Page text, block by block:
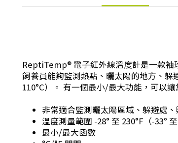
ReptiTemp® 電子紅外線溫度計是一款袖
飼養員能夠監測熱點、曬太陽的地方、躲
110°C）。 有一個最小/最大功能，可以
非常適合監測曬太陽區域、躲避處、
溫度測量範圍 -28° 至 230°F（-33° 至
最小/最大函數